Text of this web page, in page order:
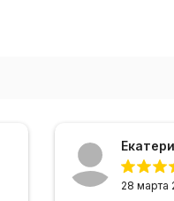
28 марта